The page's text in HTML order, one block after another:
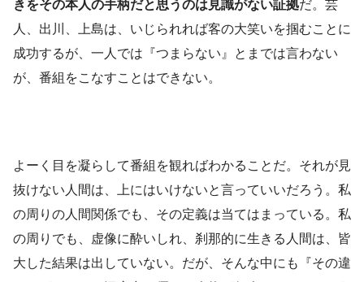
きをその本人の手柄だと思うのは見識がない証拠だ。芸
人、出川、上島は、いじられれば客の大笑いを掴むことに
成功するが、一人では『つまらない』とまでは言わない
が、番組をこなすことはできない。
よーく目を凝らして番組を観ればわかることだ。それが見
抜けない人間は、上にはいけないと言っていいだろう。私
の周りの人間関係でも、その定義は当てはまっている。私
の周りでも、虚像に酔いしれ、刹那的に生きる人間は、皆
大した結果は出していない。だが、そんな中にも『その違